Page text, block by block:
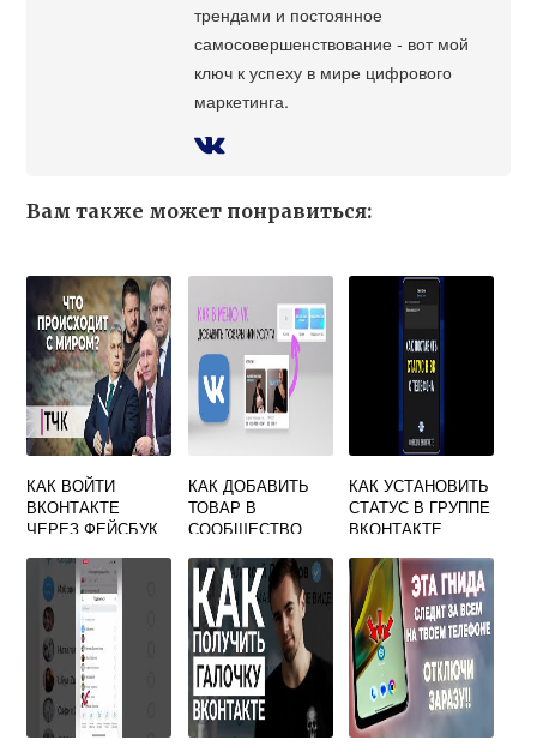
трендами и постоянное
самосовершенствование - вот мой
ключ к успеху в мире цифрового
маркетинга.
Вам также может понравиться:
КАК ВОЙТИ
ВКОНТАКТЕ
ЧЕРЕЗ ФЕЙСБУК
КАК ДОБАВИТЬ
ТОВАР В
СООБЩЕСТВО
ЧЕРЕЗ ТЕЛЕФОН
КАК УСТАНОВИТЬ
СТАТУС В ГРУППЕ
ВКОНТАКТЕ